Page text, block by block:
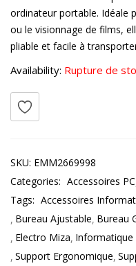
ordinateur portable. Idéale
ou le visionnage de films,
pliable et facile à
Availability: Rupture de
SKU: EMM2669998
Categories: Accessoires PC
Tags: Accessoires
Bureau Ajustable Bureau
Electro Miza
Support Ergonomique